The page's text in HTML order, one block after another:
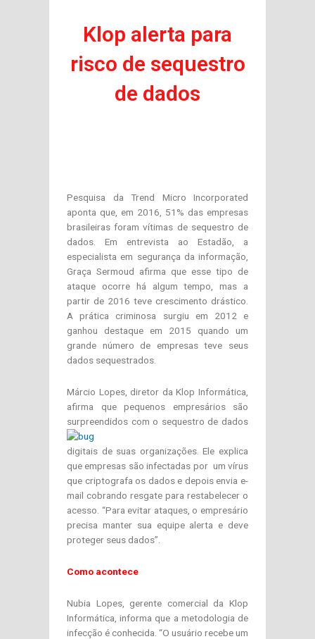
Klop alerta para
risco de sequestro
de dados
Pesquisa da Trend Micro Incorporated
aponta que, em 2016, 51% das empresas
brasileiras foram vítimas de sequestro de
dados. Em entrevista ao Estadão, a
especialista em segurança da informação,
Graça Sermoud afirma que esse tipo de
ataque ocorre há algum tempo, mas a
partir de 2016 teve crescimento drástico.
A prática criminosa surgiu em 2012 e
ganhou destaque em 2015 quando um
grande número de empresas teve seus
dados sequestrados.
Márcio Lopes, diretor da Klop Informática,
afirma que pequenos empresários são
surpreendidos com o sequestro de dados
digitais de suas organizações. Ele explica
que empresas são infectadas por um vírus
que criptografa os dados e depois envia e-
mail cobrando resgate para restabelecer o
acesso. “Para evitar ataques, o empresário
precisa manter sua equipe alerta e deve
proteger seus dados”.
Como acontece
Nubia Lopes, gerente comercial da Klop
Informática, informa que a metodologia de
infecção é conhecida. “O usuário recebe um